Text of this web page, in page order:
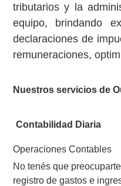
tributarios y la
equipo, brindando
declaraciones de
remuneraciones,
Nuestros servicios de
Contabilidad Diaria
Operaciones Contables
No tenés que
registro de gastos e